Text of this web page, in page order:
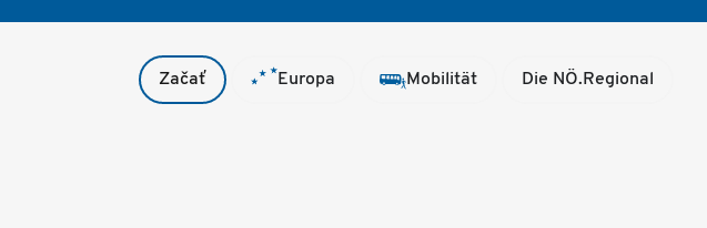
Začať Europa Mobilität Die NÖ.Regional